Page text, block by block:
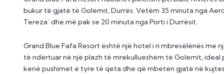
bukur të gjatë të Golemit, Durrës. Vetëm 35 minuta nga
Tereza’ dhe më pak se 20 minuta nga Porti i Durrësit.
Grand Blue Fafa Resort është një hotel i ri mbresëlënës me
të ndërtuar në një plazh të mrekullueshëm të Golemit,
kenë pushimet e tyre të qeta dhe që mbeten gjatë në